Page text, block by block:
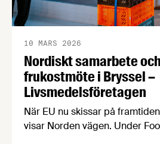
Nordiskt samarbete
frukostmöte i Bryssel –
Livsmedelsföretagen
10 MARS 2026
När EU nu skissar på
visar Norden vägen. Under